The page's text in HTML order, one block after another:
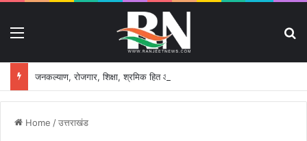
Home /उत्तराखंड